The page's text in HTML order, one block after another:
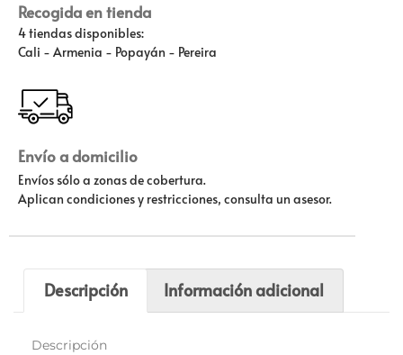
Recogida en tienda
4 tiendas disponibles:
Cali - Armenia - Popayán - Pereira
Envío a domicilio
Envíos sólo a zonas de cobertura.
Aplican condiciones y restricciones, consulta un asesor.
Descripción Información adicional
Descripción